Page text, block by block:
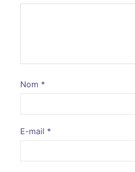
Nom *
E-mail *